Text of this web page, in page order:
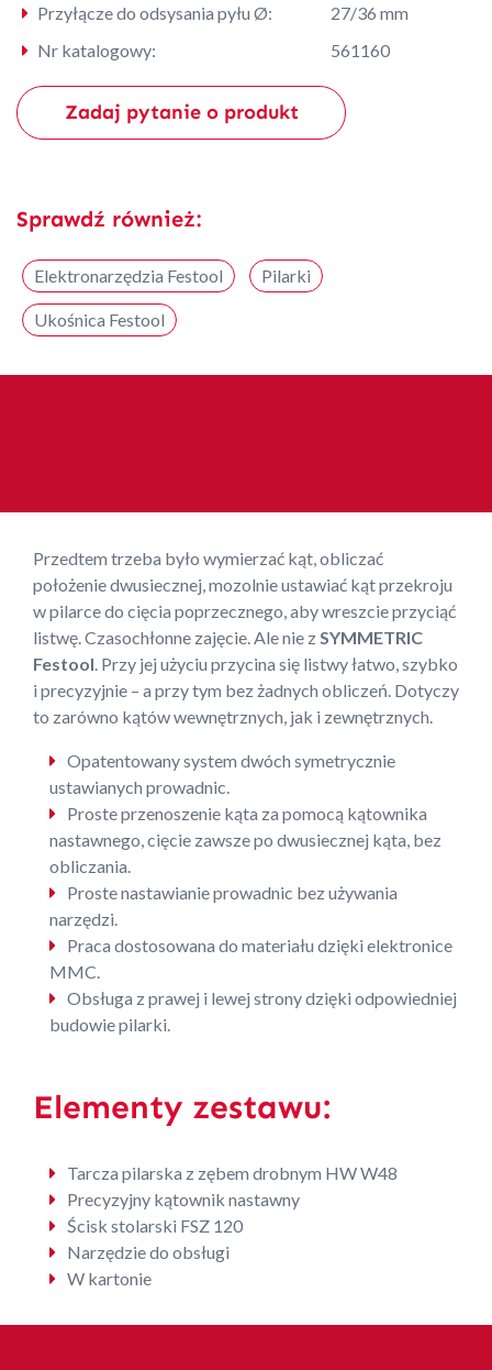
Przyłącze do odsysania pyłu Ø:
27/36 mm
Nr katalogowy:
561160
Zadaj pytanie o produkt
Sprawdź również:
Elektronarzędzia Festool Pilarki
Ukośnica Festool
Przedtem trzeba było wymierzać kąt, obliczać
położenie dwusiecznej, mozolnie ustawiać kąt przekroju
w pilarce do cięcia poprzecznego, aby wreszcie przyciąć
listwę. Czasochłonne zajęcie. Ale nie z SYMMETRIC
Festool . Przy jej użyciu przycina się listwy łatwo, szybko
i precyzyjnie – a przy tym bez żadnych obliczeń. Dotyczy
to zarówno kątów wewnętrznych, jak i zewnętrznych.
Opatentowany system dwóch symetrycznie
ustawianych prowadnic.
Proste przenoszenie kąta za pomocą kątownika
nastawnego, cięcie zawsze po dwusiecznej kąta, bez
obliczania.
Proste nastawianie prowadnic bez używania
narzędzi.
Praca dostosowana do materiału dzięki elektronice
MMC.
Obsługa z prawej i lewej strony dzięki odpowiedniej
budowie pilarki.
Elementy zestawu:
Tarcza pilarska z zębem drobnym HW W48
Precyzyjny kątownik nastawny
Ścisk stolarski FSZ 120
Narzędzie do obsługi
W kartonie